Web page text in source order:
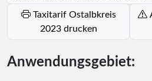
Taxitarif Ostalbkreis
2023 drucken
Aktualisierung
Anwendungsgebiet: